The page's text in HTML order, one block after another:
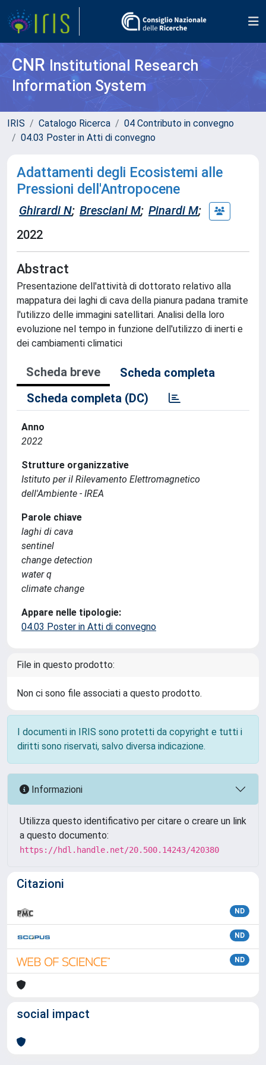
CNR Institutional Research
Information System
IRIS Catalogo Ricerca
04 Contributo in convegno
04.03 Poster in Atti di convegno
Adattamenti degli Ecosistemi alle
Pressioni dell'Antropocene
Ghirardi N; Bresciani M; Pinardi M;
2022
Abstract
Presentazione dell'attività di dottorato relativo alla
mappatura dei laghi di cava della pianura padana tramite
l'utilizzo delle immagini satellitari. Analisi della loro
evoluzione nel tempo in funzione dell'utilizzo di inerti e
dei cambiamenti climatici
Scheda breve
Scheda completa
Scheda completa (DC)
Anno
2022
Strutture organizzative
Istituto per il Rilevamento Elettromagnetico
dell'Ambiente - IREA
Parole chiave
laghi di cava
sentinel
change detection
water q
climate change
Appare nelle tipologie:
04.03 Poster in Atti di convegno
File in questo prodotto:
Non ci sono file associati a questo prodotto.
I documenti in IRIS sono protetti da copyright e tutti i
diritti sono riservati, salvo diversa indicazione.
Informazioni
Utilizza questo identificativo per citare o creare un link
a questo documento:
https://hdl.handle.net/20.500.14243/420380
Citazioni
ND
ND
ND
social impact